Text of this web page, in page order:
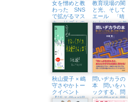
女を憎めと教
わった SNS
で拡がるマス
キュリズムの
闇
教育現場の闇
と光、そして
エール
「晴
れ上がり」の教
育は訪れるのか
秋山愛子 × 嶋
守さやかトー
クイベント
【語る学び場
問いヂカラの
本 問いをハ
ックする、問
いで学びを開